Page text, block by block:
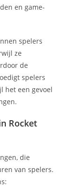
en game-
spelers
ze
de
spelers
het een gevoel
Rocket
die
van spelers.